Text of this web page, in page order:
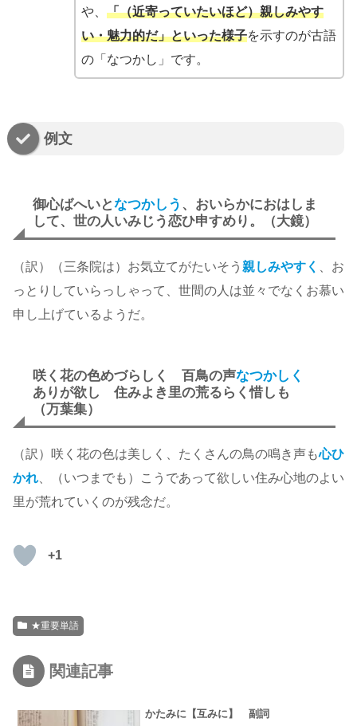
や、 「（近寄っていたいほど）親しみやす
い・魅力的だ」といった様子を示すのが古語
の「なつかし」です。
例文
御心ばへいとなつかしう 、おいらかにおはしま
して、世の人いみじう恋ひ申すめり。（大鏡）
（訳）（三条院は）お気立てがたいそう 親しみやすく
、お
っとりしていらっしゃって、世間の人は並々でなくお慕い
申し上げているようだ。
咲く花の色めづらしく 百鳥の声なつかしく
ありが欲し 住みよき里の荒るらく惜しも
（万葉集）
（訳）咲く花の色は美しく、たくさんの鳥の鳴き声も心ひ
かれ、（いつまでも）こうであって欲しい住み心地のよい
里が荒れていくのが残念だ。
+1
★重要単語
関連記事
かたみに【互みに】 副詞